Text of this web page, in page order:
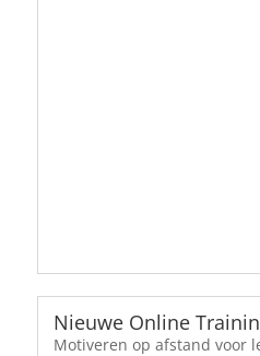
Nieuwe Online
Motiveren op afstand voor